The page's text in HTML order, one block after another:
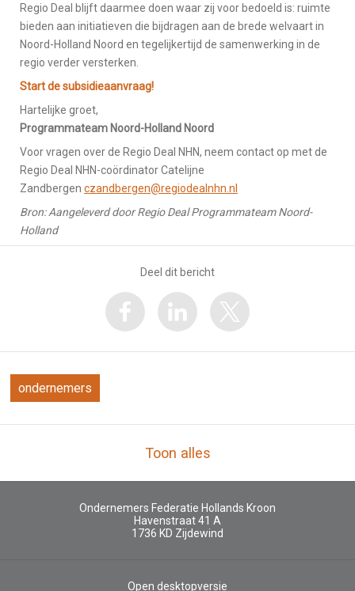
Regio Deal blijft daarmee doen waar zij voor bedoeld is: ruimte
bieden aan initiatieven die bijdragen aan de brede welvaart in
Noord-Holland Noord en tegelijkertijd de samenwerking in de
regio verder versterken.
Start de subsidieaanvraag!
Hartelijke groet,
Programmateam Noord-Holland Noord
Voor vragen over de Regio Deal NHN, neem contact op met de
Regio Deal NHN-coördinator Catelijne
Zandbergen czandbergen@regiodealnhn.nl
Bron: Aangeleverd door Regio Deal Programmateam Noord-
Holland
Deel dit bericht
ondernemers
Toon alles
Ondernemers Federatie Hollands Kroon
Havenstraat 41 A
1736 KD Zijdewind
Open desktopversie